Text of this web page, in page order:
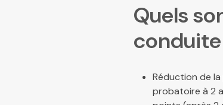
Quels
Réduction de
probatoire à 2